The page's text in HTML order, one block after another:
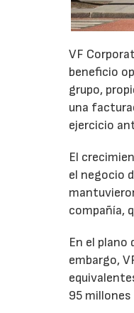
VF
beneficio
grupo,
una
ejercicio
El
el negocio
compañía,
En el
embargo,
95